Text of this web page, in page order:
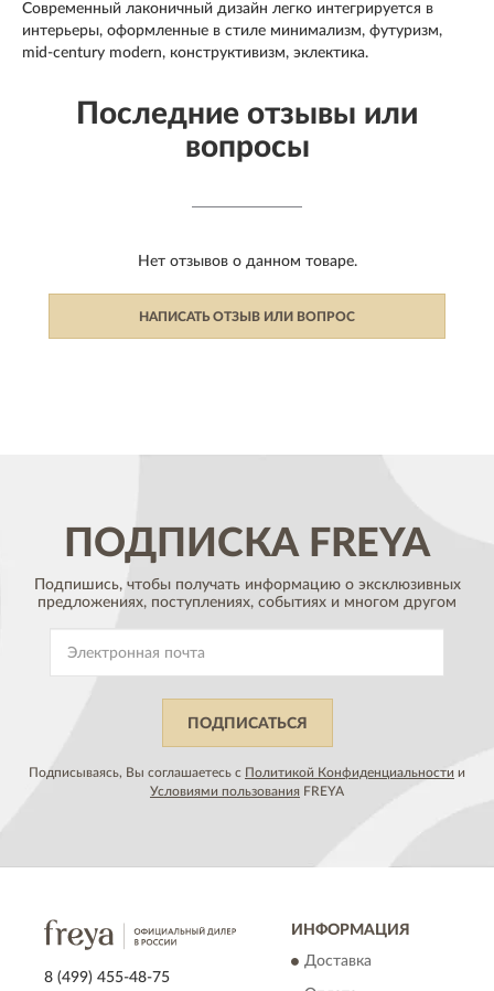
Современный лаконичный дизайн легко интегрируется в
интерьеры, оформленные в стиле минимализм, футуризм,
mid-century modern, конструктивизм, эклектика.
Последние отзывы или
вопросы
Нет отзывов о данном товаре.
НАПИСАТЬ ОТЗЫВ ИЛИ ВОПРОС
ПОДПИСКА FREYA
Подпишись, чтобы получать информацию о эксклюзивных
предложениях, поступлениях, событиях и многом другом
ПОДПИСАТЬСЯ
Подписываясь, Вы соглашаетесь с Политикой Конфиденциальности и
Условиями пользования FREYA
8 (499) 455-48-75
ИНФОРМАЦИЯ
Доставка